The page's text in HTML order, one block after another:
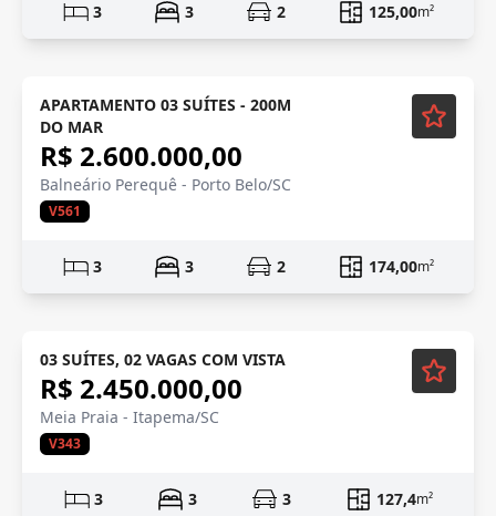
3 3 2 125,00m²
APARTAMENTO 03 SUÍTES - 200M
DO MAR
R$ 2.600.000,00
Balneário Perequê - Porto Belo/SC
V561
3 3 2 174,00m²
Pé na areia
03 SUÍTES, 02 VAGAS COM VISTA
R$ 2.450.000,00
Meia Praia - Itapema/SC
V343
3 3 3 127,4m²